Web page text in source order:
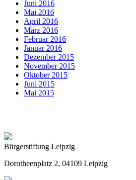
Juni 2016
Mai 2016
April 2016
März 2016
Februar 2016
Januar 2016
Dezember 2015
November 2015
Oktober 2015
Juni 2015
Mai 2015
Bürgerstiftung Leipzig
Dorotheenplatz 2, 04109 Leipzig